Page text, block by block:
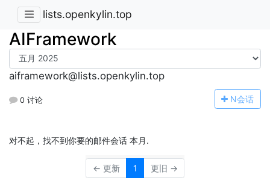
lists.openkylin.top
AIFramework
aiframework@lists.openkylin.top
0 讨论 N会话
对不起，找不到你要的邮件会话 本月.
← 更新 1 更旧 →